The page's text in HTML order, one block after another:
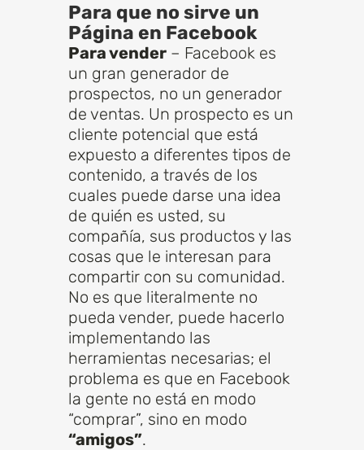
Para que no sirve un
Página en Facebook
Para vender – Facebook es
un gran generador de
prospectos, no un generador
de ventas. Un prospecto es un
cliente potencial que está
expuesto a diferentes tipos de
contenido, a través de los
cuales puede darse una idea
de quién es usted, su
compañía, sus productos y las
cosas que le interesan para
compartir con su comunidad.
No es que literalmente no
pueda vender, puede hacerlo
implementando las
herramientas necesarias; el
problema es que en Facebook
la gente no está en modo
“comprar”, sino en modo
“amigos”.